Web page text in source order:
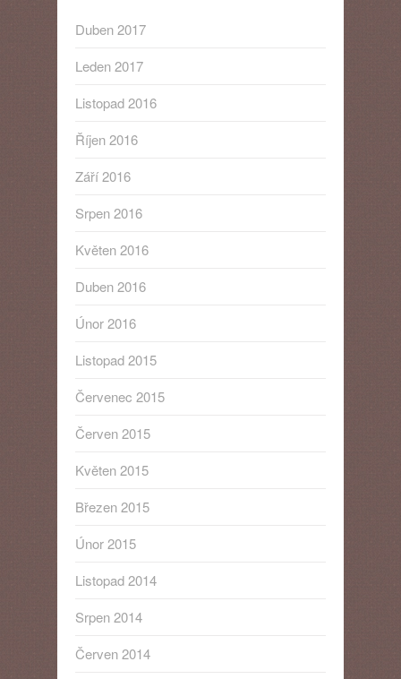
Duben 2017
Leden 2017
Listopad 2016
Říjen 2016
Září 2016
Srpen 2016
Květen 2016
Duben 2016
Únor 2016
Listopad 2015
Červenec 2015
Červen 2015
Květen 2015
Březen 2015
Únor 2015
Listopad 2014
Srpen 2014
Červen 2014